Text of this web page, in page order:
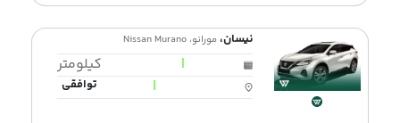
نیسان،مورانو، Nissan Murano
|
کیلومتر
|
توافقی